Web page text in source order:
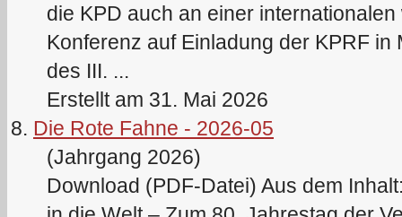
die KPD auch an einer
Konferenz auf Einladung der KPRF in
des III. ...
Erstellt am 31. Mai 2026
8. Die Rote Fahne - 2026-05
(Jahrgang 2026)
Download (PDF-Datei) Aus dem